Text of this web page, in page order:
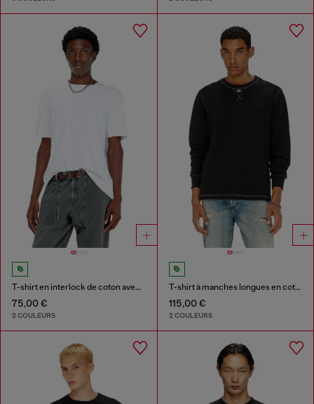
T-shirt en interlock de coton avec logo brodé
75,00 €
2 COULEURS
T-shirt à manches longues en coton avec Oval D
115,00 €
2 COULEURS